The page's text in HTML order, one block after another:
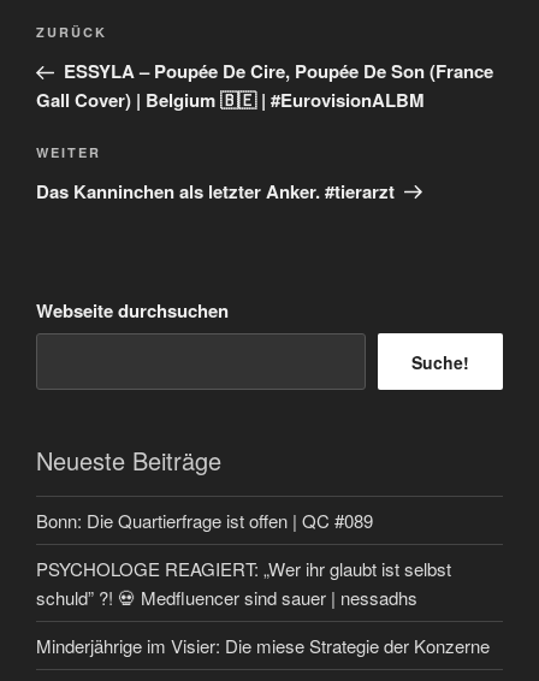
Beitragsnavigation
Vorheriger
Beitrag
ZURÜCK
ESSYLA – Poupée De Cire, Poupée De Son (France
Gall Cover) | Belgium 🇧🇪 | #EurovisionALBM
Nächster
Beitrag
WEITER
Das Kanninchen als letzter Anker. #tierarzt
Webseite durchsuchen
Suche!
Neueste Beiträge
Bonn: Die Quartierfrage ist offen | QC #089
PSYCHOLOGE REAGIERT: „Wer ihr glaubt ist selbst
schuld” ?! 💀 Medfluencer sind sauer | nessadhs
Minderjährige im Visier: Die miese Strategie der Konzerne